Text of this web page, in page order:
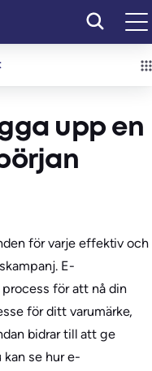
upp en
för varje effektiv och
E-
för att nå din
för ditt varumärke,
bidrar till att ge
se hur e-